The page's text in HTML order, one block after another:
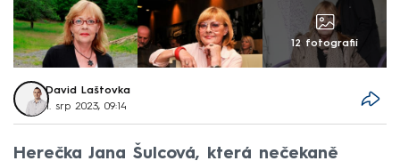
12 fotografií
David Laštovka
1. srp 2023, 09:14
Herečka Jana Šulcová, která nečekaně